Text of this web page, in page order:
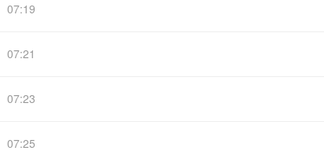
07:19
07:21
07:23
07:25